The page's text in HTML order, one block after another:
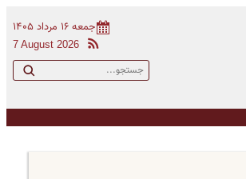
جمعه ۱۶ مرداد ۱۴۰۵
7 August 2026